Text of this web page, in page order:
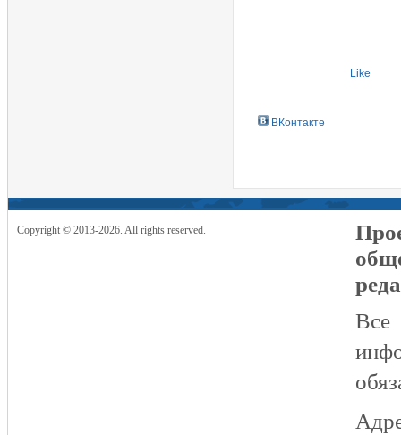
Like
ВКонтакте
Copyright © 2013-2026. All rights reserved.